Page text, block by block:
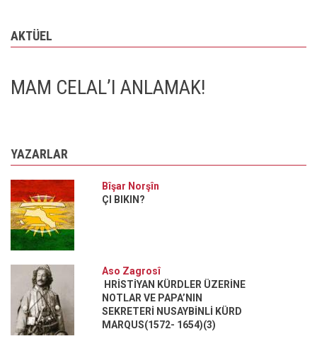
AKTÜEL
MAM CELAL’I ANLAMAK!
YAZARLAR
Bîşar Norşîn
ÇI BIKIN?
Aso Zagrosî
HRİSTİYAN KÜRDLER ÜZERİNE
NOTLAR VE PAPA’NIN
SEKRETERİ NUSAYBİNLİ KÜRD
MARQUS(1572- 1654)(3)